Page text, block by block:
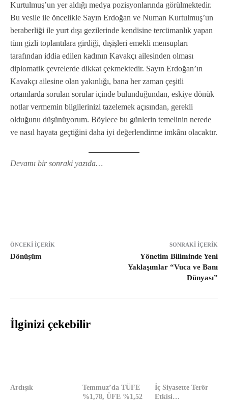
Kurtulmuş’un yer aldığı medya pozisyonlarında görülmektedir.
Bu vesile ile öncelikle Sayın Erdoğan ve Numan Kurtulmuş’un
beraberliği ile yurt dışı gezilerinde kendisine tercümanlık yapan
tüm gizli toplantılara girdiği, dışişleri emekli mensupları
tarafından iddia edilen kadının Kavakçı ailesinden olması
diplomatik çevrelerde dikkat çekmektedir. Sayın Erdoğan’ın
Kavakçı ailesine olan yakınlığı, bana her zaman çeşitli
ortamlarda sorulan sorular içinde bulunduğundan, eskiye dönük
notlar vermemin bilgilerinizi tazelemek açısından, gerekli
olduğunu düşünüyorum. Böylece bu günlerin temelinin nerede
ve nasıl hayata geçtiğini daha iyi değerlendirme imkânı olacaktır.
Devamı bir sonraki yazıda…
ÖNCEKI İÇERIK
Dönüşüm
SONRAKI İÇERIK
Yönetim Biliminde Yeni
Yaklaşımlar “Vuca ve Banı
Dünyası”
İlginizi çekebilir
Ardışık
Temmuz’da TÜFE
%1,78, ÜFE %1,52
İç Siyasette Terör
Etkisi…